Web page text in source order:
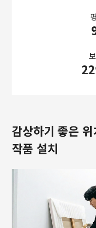
감상하기 좋은 위
작품 설치